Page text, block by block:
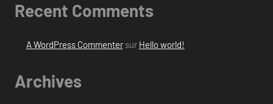
Recent Comments
A WordPress Commentersur Hello world!
Archives